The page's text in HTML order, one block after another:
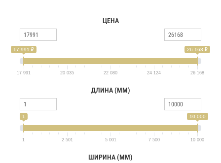
ЦЕНА
17 991 ₽ 26 168 ₽
17 991 20 035 22 080 24 124 26 168
ДЛИНА (ММ)
1 10 000
1 2 501 5 001 7 500 10 000
ШИРИНА (ММ)